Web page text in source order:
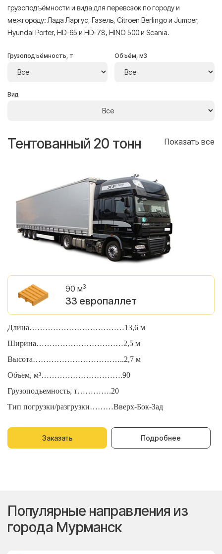
грузоподъёмности и вида для перевозок по городу и
межгороду: Лада Ларгус, Газель, Citroen Berlingo и Jumper,
Hyundai Porter, HD-65 и HD-78, HINO 500 и Scania.
Грузоподъёмность, т Объём, м3
Вид
Тентованный 20 тонн Показать все
90 м3
33 европаллет
Длина………………………………13,6 м
Ширина……………………………2,5 м
Высота……………………………..2,7 м
Объем, м³………………………….90
Грузоподъемность, т………….20
Тип погрузки/разгрузки………Вверх-Бок-Зад
Заказать Подробнее
Популярные направления из
города Мурманск